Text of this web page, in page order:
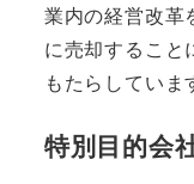
業内の経営改革
に売却すること
もたらしていま
特別目的会